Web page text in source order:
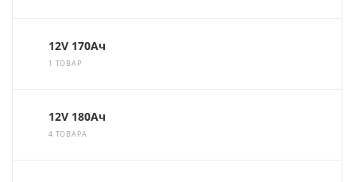
12V 170Ач
1 ТОВАР
12V 180Ач
4 ТОВАРА